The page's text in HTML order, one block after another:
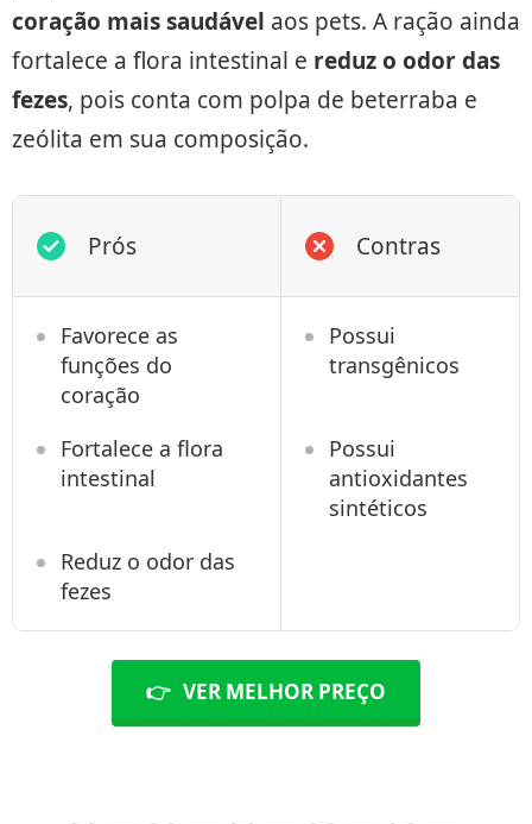
coração mais saudável aos pets. A ração ainda
fortalece a flora intestinal e reduz o odor das
fezes, pois conta com polpa de beterraba e
zeólita em sua composição.
Prós Contras
Favorece as
funções do
coração
Possui
transgênicos
Fortalece a flora
intestinal
Possui
antioxidantes
sintéticos
Reduz o odor das
fezes
👉 VER MELHOR PREÇO